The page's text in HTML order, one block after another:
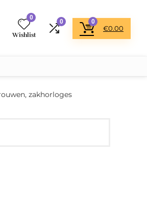
0
Wishlist
0 0
€0.00
zakhorloges